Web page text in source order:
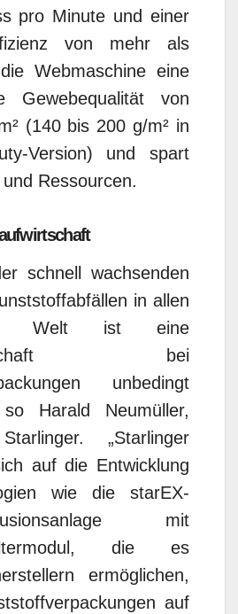
pro Minute und einer
von mehr als
Webmaschine eine
Gewebequalität von
(140 bis 200 g/m² in
Version) und spart
Ressourcen.
schnell wachsenden
in allen
Welt ist eine
bei
unbedingt
so Harald Neumüller,
„Starlinger
auf die Entwicklung
wie die starEX-
mit
Filtermodul, die es
ermöglichen,
auf